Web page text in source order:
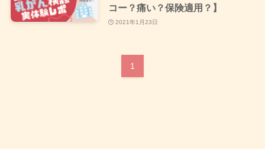
コー？痛い？保険適用？】
2021年1月23日
1